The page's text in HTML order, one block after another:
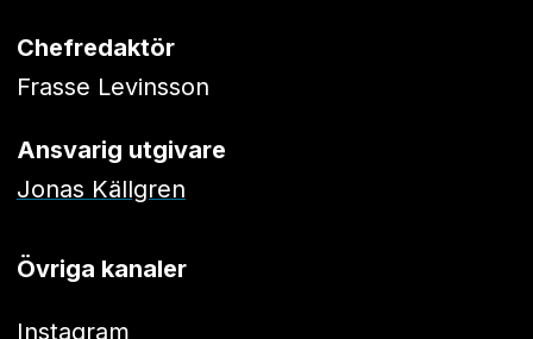
Chefredaktör
Frasse Levinsson
Ansvarig utgivare
Jonas Källgren
Övriga kanaler
Instagram